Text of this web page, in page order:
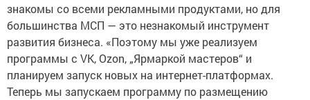
знакомы со всеми рекламными продуктами, но для
большинства МСП — это незнакомый инструмент
развития бизнеса. «Поэтому мы уже реализуем
программы с VK, Ozon, „Ярмаркой мастеров“ и
планируем запуск новых на интернет-платформах.
Теперь мы запускаем программу по размещению